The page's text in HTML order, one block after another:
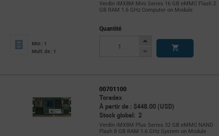
Verdin iMX8M Mini Series 16 GB eMMC Flash 2
GB RAM 1.6 GHz Computer on Module
Min : 1
Mult. de : 1
Quantité
Increase
Decrease
00701100
Toradex
À partir de : $448.00 (USD)
Stock global: 2
Verdin iMX8M Plus Series 32 GB eMMC NAND
Flash 8 GB RAM 1.6 GHz System on Module